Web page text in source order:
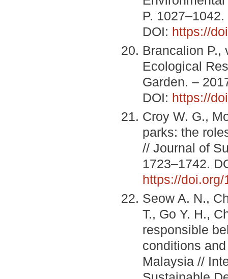
P. 1027–1042.
DOI: https://
Brancalion P.,
Ecological
Garden. –
DOI: https://
Croy W. G.,
parks: the
// Journal of
1723–1742.
https://
Seow A. N.,
T., Go Y. H.,
responsible
conditions
Malaysia //